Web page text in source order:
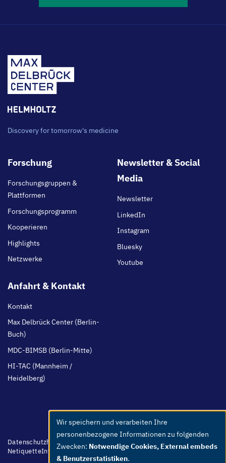
Discovery for tomorrow's medicine
Footer
Forschung
Forschungsgruppen &
Plattformen
Forschungsprogramm
Kooperieren
Highlights
Netzwerke
Newsletter & Social
Media
Newsletter
LinkedIn
Instagram
Bluesky
Youtube
Anfahrt & Kontakt
Kontakt
Max Delbrück Center (Berlin-
Buch)
MDC-BIMSB (Berlin-Mitte)
HI-TAC (Mannheim /
Heidelberg)
Footer
menu
Datenschutzhinweis BarrierefreiheitLeichte Sprache
Whistleblower
NetiquetteInternImpressum
Use
of
personal
Wir speichern und verarbeiten Ihre
personenbezogene Informationen zu folgenden
Zwecken: Notwendige Cookies, External embeds
& Benutzerstatistiken.